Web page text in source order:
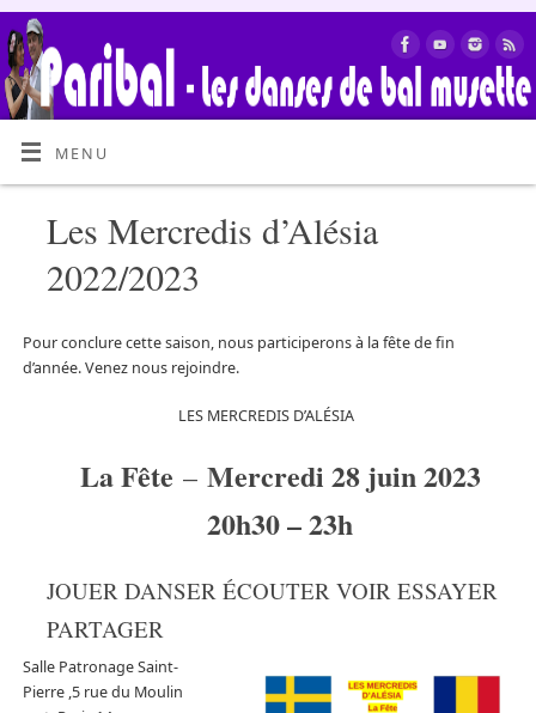
MENU
Les Mercredis d’Alésia
2022/2023
Pour conclure cette saison, nous participerons à la fête de fin
d’année. Venez nous rejoindre.
LES MERCREDIS D’ALÉSIA
La Fête – Mercredi 28 juin 2023
20h30 – 23h
JOUER DANSER ÉCOUTER VOIR ESSAYER
PARTAGER
Salle Patronage Saint-
Pierre ,5 rue du Moulin